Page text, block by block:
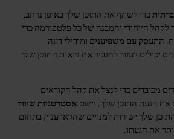
כדי לשתף את התוכן שלך באופן נרחב,
הייחודי והמבנה של כל פלטפורמה כדי
התעסק עם משפיענים ומובילי דעה
יכולים לעזור להגביר את נראות התוכן שלך
מכובדים כדי לנצל את קהל הקוראים
הגעת התוכן שלך. יישם אסטרטגיות שיווק
שלך ישירות למנויים שהראו עניין בתחום
את הגעתו.